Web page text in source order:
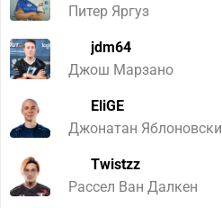
Питер Яргуз
jdm64
Джош Марзано
EliGE
Джонатан Яблоновски
Twistzz
Рассел Ван Далкен